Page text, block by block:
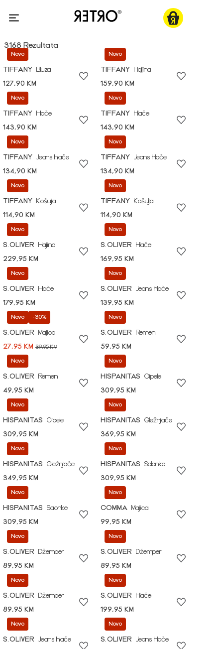
3168 Rezultata
Novo
TIFFANY
Bluza
127,90 KM
Novo
TIFFANY
Haljina
159,90 KM
Novo
TIFFANY
Hlače
143,90 KM
Novo
TIFFANY
Hlače
143,90 KM
Novo
TIFFANY
Jeans hlače
134,90 KM
Novo
TIFFANY
Jeans hlače
134,90 KM
Novo
TIFFANY
Košulja
114,90 KM
Novo
TIFFANY
Košulja
114,90 KM
Novo
S.OLIVER
Haljina
229,95 KM
Novo
S.OLIVER
Hlače
169,95 KM
Novo
S.OLIVER
Hlače
179,95 KM
Novo
S.OLIVER
Jeans hlače
139,95 KM
Novo -30%
S.OLIVER
Majica
27,95 KM 39,95 KM
Novo
S.OLIVER
Remen
59,95 KM
Novo
S.OLIVER
Remen
49,95 KM
Novo
HISPANITAS
Cipele
309,95 KM
Novo
HISPANITAS
Cipele
309,95 KM
Novo
HISPANITAS
Gležnjače
369,95 KM
Novo
HISPANITAS
Gležnjače
349,95 KM
Novo
HISPANITAS
Salonke
309,95 KM
Novo
HISPANITAS
Salonke
309,95 KM
Novo
COMMA
Majica
99,95 KM
Novo
S.OLIVER
Džemper
89,95 KM
Novo
S.OLIVER
Džemper
89,95 KM
Novo
S.OLIVER
Džemper
89,95 KM
Novo
S.OLIVER
Hlače
199,95 KM
Novo
S.OLIVER
Jeans hlače
Novo
S.OLIVER
Jeans hlače